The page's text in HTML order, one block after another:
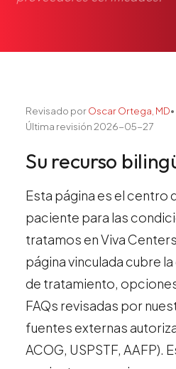
Guía de Medicamentos
Terapia IV
Pérdida de Peso
Terapia con Péptidos
Inyecciones Articulares
Escleroterapia
Laboratorio
Neurología
Todos los Servicios
Revisado porOscar Ortega, MD•
Última revisión2026-05-27
Su recurso
Esta página es el centro
paciente para las
tratamos en Viva
página vinculada cubre
de tratamiento,
FAQs revisadas por
fuentes externas
ACOG, USPSTF, AAFP).